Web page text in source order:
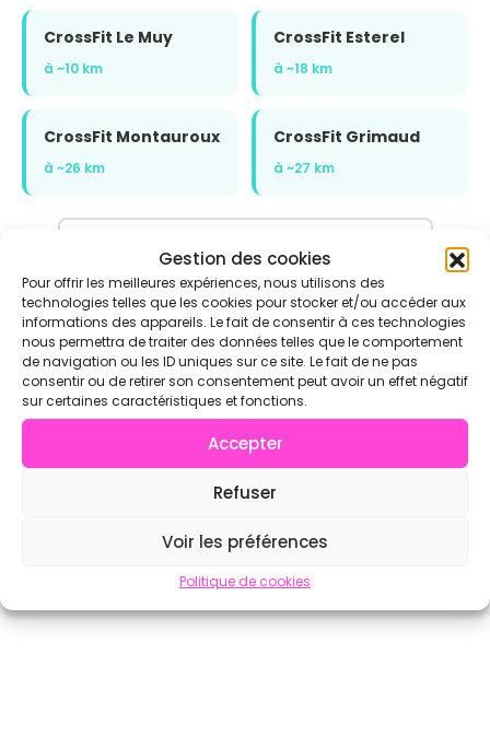
Gestion des cookies
Pour offrir les meilleures expériences, nous utilisons des
technologies telles que les cookies pour stocker et/ou accéder aux
informations des appareils. Le fait de consentir à ces technologies
nous permettra de traiter des données telles que le comportement
de navigation ou les ID uniques sur ce site. Le fait de ne pas
consentir ou de retirer son consentement peut avoir un effet négatif
sur certaines caractéristiques et fonctions.
Accepter
Refuser
Voir les préférences
Politique de cookies
CrossFit Le Muy
à ~10 km
CrossFit Esterel
à ~18 km
CrossFit Montauroux
à ~26 km
CrossFit Grimaud
à ~27 km